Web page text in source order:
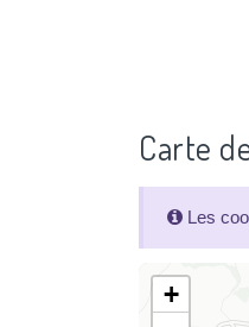
Carte
Les
+